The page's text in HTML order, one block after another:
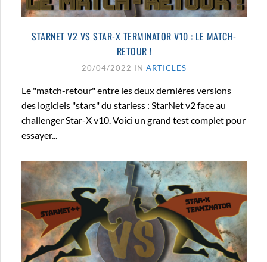
STARNET V2 VS STAR-X TERMINATOR V10 : LE MATCH-
RETOUR !
20/04/2022 IN ARTICLES
Le "match-retour" entre les deux dernières versions
des logiciels "stars" du starless : StarNet v2 face au
challenger Star-X v10. Voici un grand test complet pour
essayer...